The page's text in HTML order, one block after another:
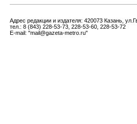
Адрес редакции и издателя: 420073 Казань,
тел.: 8 (843) 228-53-73, 228-53-60, 228-53-72
E-mail: "mail@gazeta-metro.ru"